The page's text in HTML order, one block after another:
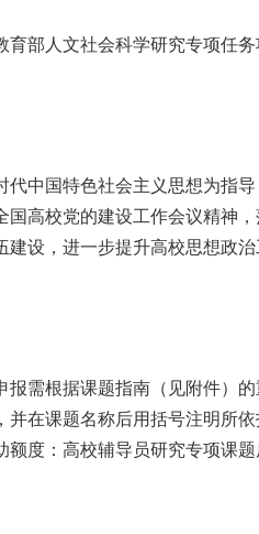
育部人文社会科学研究专项任
代中国特色社会主义思想为指
国高校党的建设工作会议精神
建设，进一步提升高校思想政
报需根据课题指南（见附件）
并在课题名称后用括号注明所
额度：高校辅导员研究专项课